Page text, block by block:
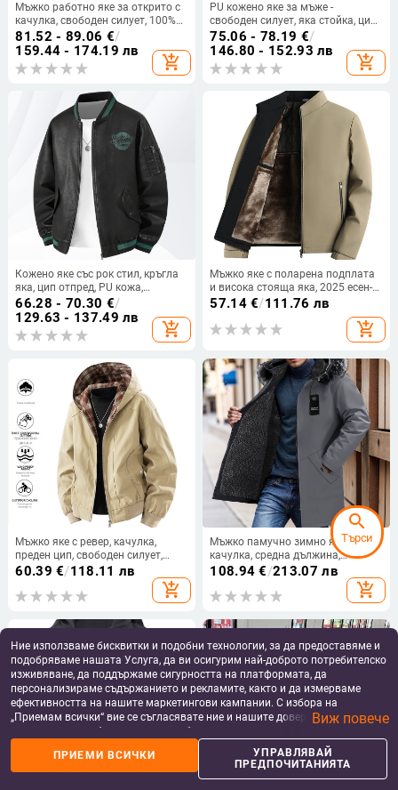
Мъжко работно яке за открито с
качулка, свободен силует, 100%
полиестер, дишащо и
ветроустойчиво, джобове с цип
81.52 - 89.06 €/
159.44 - 174.19 лв
add_shopping_cart
PU кожено яке за мъже -
свободен силует, яка стойка, цип,
градски стил, стандартна
дължина, есен 2025
75.06 - 78.19 €/
146.80 - 152.93 лв
add_shopping_cart
Кожено яке със рок стил, кръгла
яка, цип отпред, PU кожа,
подплата от полиестер
66.28 - 70.30 €/
129.63 - 137.49 лв
add_shopping_cart
Мъжко яке с поларена подплата
и висока стояща яка, 2025 есен-
зима, топло за мъже на средна
57.14€/111.76 лв
add_shopping_cart
Мъжко яке с ревер, качулка,
преден цип, свободен силует,
жакардова текстура, 100%
полиестер отвън и отвътре,
странични джобове
60.39 €/118.11 лв
add_shopping_cart
Мъжко памучно зимно яке с
качулка, средна дължина,
свободна кройка, цип за
закопчаване, сваляща се яка с
косъм, подплата и пълнене от
108.94 €/213.07 лв
add_shopping_cart
Ние използваме бисквитки и подобни технологии, за да предоставяме и
подобряваме нашата Услуга, да ви осигурим най-доброто потребителско
изживяване, да поддържаме сигурността на платформата, да
персонализираме съдържанието и рекламите, както и да измерваме
ефективността на нашите маркетингови кампании. С избора на
„Приемам всички“ вие се съгласявате ние и нашите доверени партньори
да съхраняваме бисквитки и подобни технологии на вашето устройство
за рекламни и аналитични цели. Можете по всяко време да управлявате
своите предпочитания, като натиснете „Управлявай предпочитанията“.
За повече информация, моля, вижте нашата
Виж повече
ПРИЕМИ ВСИЧКИ
УПРАВЛЯВАЙ
ПРЕДПОЧИТАНИЯТА
search
Търси